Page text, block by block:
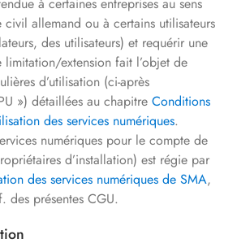
à certaines entreprises au sens
allemand ou à certains utilisateurs
des utilisateurs) et requérir une
limitation/extension fait l’objet de
d’utilisation (ci-après
») détaillées au chapitre Conditions
des services numériques.
numériques pour le compte de
d’installation) est régie par
des services numériques de SMA,
des présentes CGU.